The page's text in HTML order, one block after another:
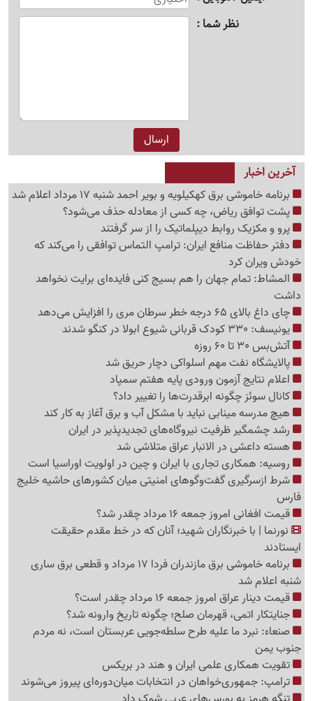
نظر شما
آخرین اخبار
برنامه خاموشی برق کهکیلویه و بویر احمد شنبه 17 مرداد اعلام شد
پشت توافق ریاض، چه کسی از معادله حذف می‌شود؟
پرو و مکزیک روابط دیپلماتیک را از سر گرفتند
دفتر حفاظت منافع ایران: ترامپ التماس توافقی را می‌کند که
خودش ویران کرد
المشاط: تمام جهان را هم بسیج کنی فایده‌ای برایت نخواهد
داشت
چای داغ بالای 65 درجه خطر سرطان مری را افزایش می‌دهد
یونیسف: 330 کودک قربانی شیوع ابولا در کنگو شدند
آتش‌بس 30 تا 60 روزه
پالایشگاه نفت مهم اسلواکی دچار حریق شد
اعلام نتایج آزمون ورودی پایه هفتم سمپاد
کانال سوئز چگونه ابرقدرت‌ها را تغییر داد؟
هیچ مدرسه مینابی نباید با مشکل آب و برق آغاز به کار کند
رشد چشمگیر ظرفیت نیروگاه‌های تجدیدپذیر در ایران
هسته داعشی در الانبار عراق متلاشی شد
روسیه: همکاری تجاری با ایران و چین در اولویت اوراسیا است
شرط ازسرگیری گفت‌وگوهای امنیتی میان کشورهای حاشیه خلیج
فارس
قیمت افغانی امروز جمعه 16 مرداد چقدر شد؟
نورنما | با خبرنگاران شهید؛ آنان که در خط مقدم حقیقت
ایستادند
برنامه خاموشی برق مازندران فردا 17 مرداد و قطعی برق ساری
شنبه اعلام شد
قیمت دینار عراق امروز جمعه 16 مرداد چقدر است؟
جنایتکار اتمی، قهرمان صلح؛ چگونه تاریخ وارونه شد؟
صنعاء: نبرد ما علیه طرح سلطه‌جویی عربستان است، نه مردم
جنوب یمن
تقویت همکاری علمی ایران و هند در بریکس
ترامپ: جمهوری‌خواهان در انتخابات میان‌دوره‌ای پیروز می‌شوند